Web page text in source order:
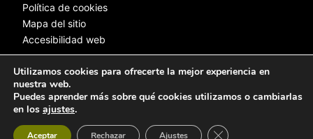
Política de cookies
Mapa del sitio
Accesibilidad web
© 2025 Web desarrollada por el Servicio de Informática de Diputación
Utilizamos cookies para ofrecerte la mejor experiencia en
nuestra web.
Puedes aprender más sobre qué cookies utilizamos o cambiarlas
en los ajustes.
Aceptar Rechazar Ajustes Cerrar el banner de